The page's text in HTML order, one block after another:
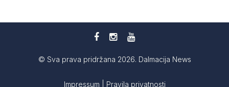
© Sva prava pridržana 2026. Dalmacija News
Impressum Pravila privatnosti